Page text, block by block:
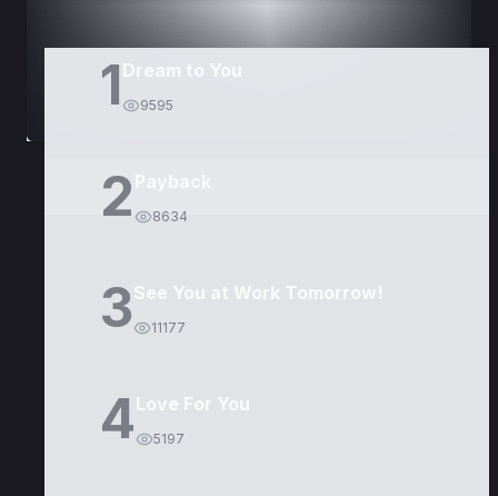
1 Dream to You
9595
2 8634
3See You at Work Tomorrow!
11177
4Love For You
5197